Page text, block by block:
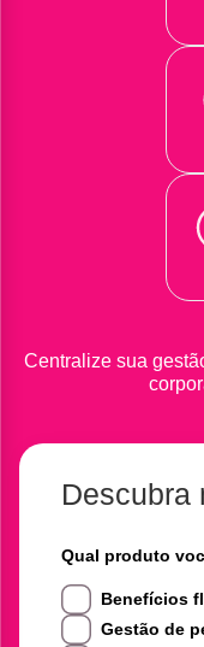
Centralize sua
Descubra
Qual produto
Benefícios
Gestão de